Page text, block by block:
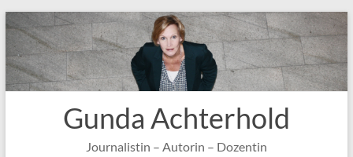
Gunda Achterhold
Journalistin – Autorin – Dozentin